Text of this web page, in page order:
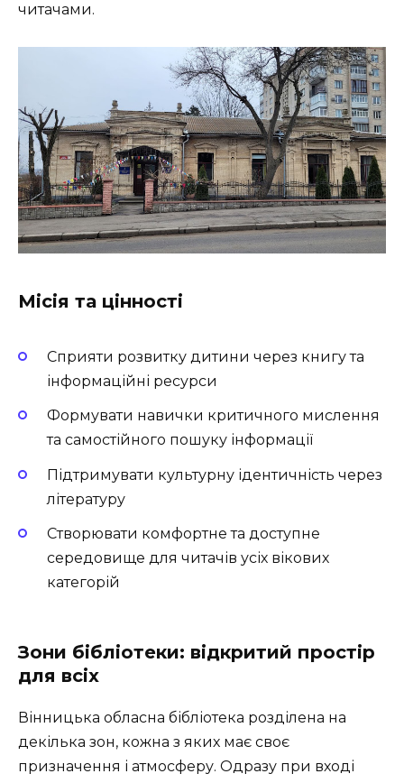
читачами.
Місія та цінності
Сприяти розвитку дитини через книгу та
інформаційні ресурси
Формувати навички критичного мислення
та самостійного пошуку інформації
Підтримувати культурну ідентичність через
літературу
Створювати комфортне та доступне
середовище для читачів усіх вікових
категорій
Зони бібліотеки: відкритий простір
для всіх
Вінницька обласна бібліотека розділена на
декілька зон, кожна з яких має своє
призначення і атмосферу. Одразу при вході